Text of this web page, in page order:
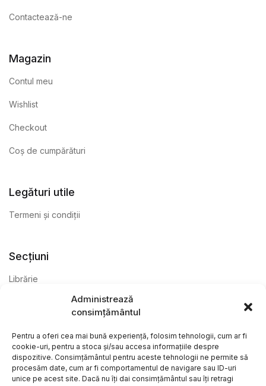
Administrează
consimțământul
Pentru a oferi cea mai bună experiență, folosim tehnologii, cum ar fi
cookie-uri, pentru a stoca și/sau accesa informațiile despre
dispozitive. Consimțământul pentru aceste tehnologii ne permite să
procesăm date, cum ar fi comportamentul de navigare sau ID-uri
unice pe acest site. Dacă nu îți dai consimțământul sau îți retragi
Contactează-ne
Magazin
Contul meu
Wishlist
Checkout
Coș de cumpărături
Legături utile
Termeni și condiții
Secțiuni
Librărie